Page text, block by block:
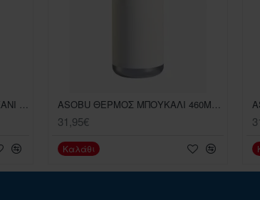
31,95€
Καλάθι